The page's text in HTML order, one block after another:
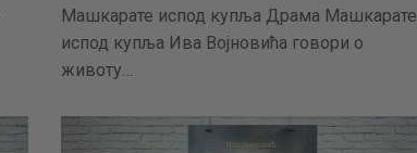
Машкарате испод купља Драма Машкарате
испод купља Ива Војновића говори о
животу…